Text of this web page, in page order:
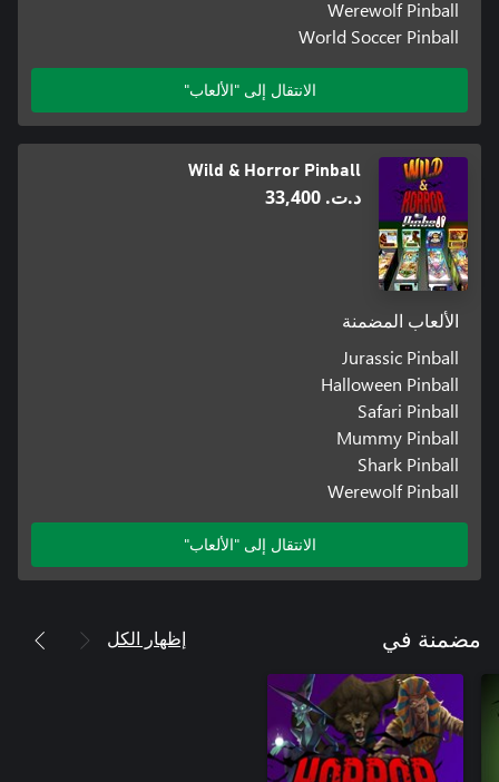
Werewolf Pinball
World Soccer Pinball
الانتقال إلى "الألعاب"
Wild & Horror Pinball
د.ت.‏ 33,400
الألعاب المضمنة
Jurassic Pinball
Halloween Pinball
Safari Pinball
Mummy Pinball
Shark Pinball
Werewolf Pinball
الانتقال إلى "الألعاب"
مضمنة في إظهار الكل